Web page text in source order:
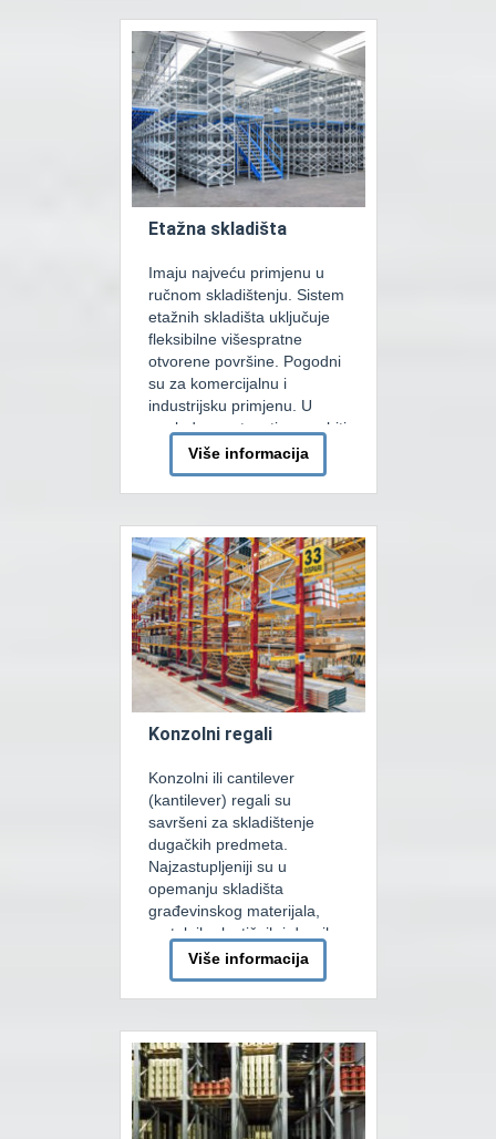
ma da se često koriste i
druge dubine […]
Etažna skladišta
Imaju najveću primjenu u
ručnom skladištenju. Sistem
etažnih skladišta uključuje
fleksibilne višespratne
otvorene površine. Pogodni
su za komercijalnu i
industrijsku primjenu. U
pogledu spratnosti mogu biti
jednospratni, dvospratni ili
višespratni sistemi.
Patentirani profili
određvanje visine nivoa ili
visine sprata.Takođe sistem
omogućava organizaciju
platformi za prijem robe,
ugradnju stepeništa i kapija.
Svako etažno […]
Više informacija
Konzolni regali
Konzolni ili cantilever
(kantilever) regali su
savršeni za skladištenje
dugačkih predmeta.
Najzastupljeniji su u
opemanju skladišta
građevinskog materijala,
metalnih plastičnih i drugih
cijevi i profila. Glavna
osobina konzolnih regala je
mogućnost skladištenja robe
Konzolne regale razlikujemo
kao zidne i srednje
(obostrane). Sistem je
dizajniran tako da bi se
optimizovao prostor između
Više informacija